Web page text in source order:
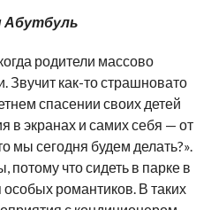
родители массово
Звучит как-то страшновато
спасении своих детей
в экранах и самих себя — от
мы сегодня будем делать?».
что сидеть в парке в
романтиков. В таких